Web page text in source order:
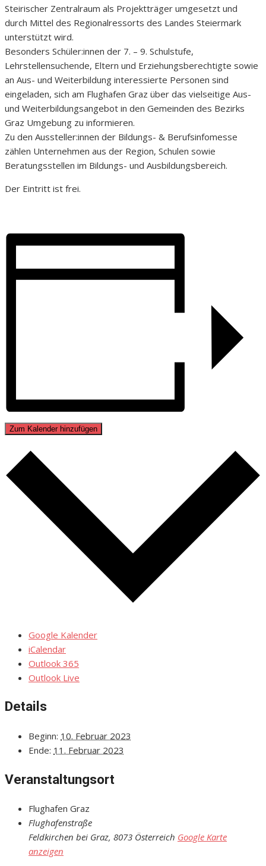
Steirischer Zentralraum als Projektträger umgesetzt und
durch Mittel des Regionalressorts des Landes Steiermark
unterstützt wird.
Besonders Schüler:innen der 7. – 9. Schulstufe,
Lehrstellensuchende, Eltern und Erziehungsberechtigte sowie
an Aus- und Weiterbildung interessierte Personen sind
eingeladen, sich am Flughafen Graz über das vielseitige Aus-
und Weiterbildungsangebot in den Gemeinden des Bezirks
Graz Umgebung zu informieren.
Zu den Aussteller:innen der Bildungs- & Berufsinfomesse
zählen Unternehmen aus der Region, Schulen sowie
Beratungsstellen im Bildungs- und Ausbildungsbereich.
Der Eintritt ist frei.
Zum Kalender hinzufügen
Google Kalender
iCalendar
Outlook 365
Outlook Live
Details
Beginn: 10. Februar 2023
Ende: 11. Februar 2023
Veranstaltungsort
Flughafen Graz
Flughafenstraße
Feldkirchen bei Graz, 8073 Österreich Google Karte
anzeigen